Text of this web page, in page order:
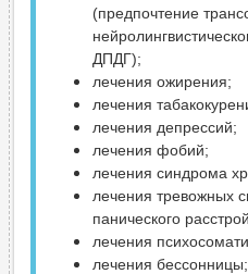
(предпочтение
ДПДГ);
лечения ожирения;
лечения
лечения депрессий;
лечения фобий;
лечения синдрома
лечения тревожных
панического
лечения
лечения бессонницы;